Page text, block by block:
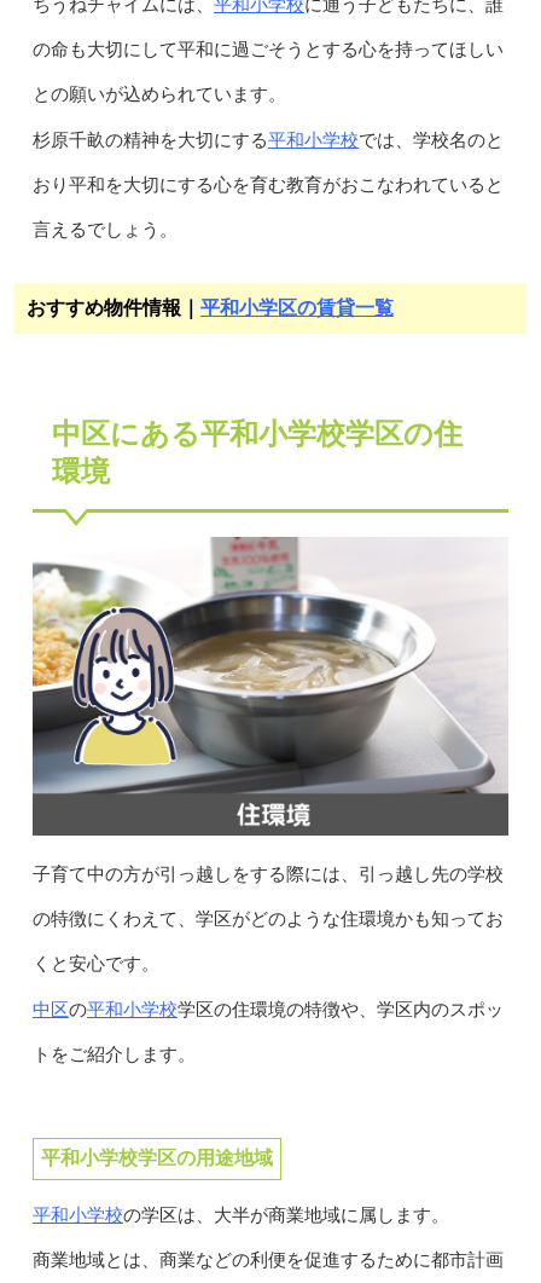
ちうねチャイムには、 に通う子どもたちに、誰
の命も大切にして平和に過ごそうとする心を持ってほしい
との願いが込められています。
杉原千畝の精神を大切にする平和小学校では、学校名のと
おり平和を大切にする心を育む教育がおこなわれていると
言えるでしょう。
おすすめ物件情報｜ 平和小学区の賃貸一覧
中区にある平和小学校学区の住
環境
子育て中の方が引っ越しをする際には、引っ越し先の学校
の特徴にくわえて、学区がどのような住環境かも知ってお
くと安心です。
中区の平和小学校学区の住環境の特徴や、学区内のスポッ
トをご紹介します。
平和小学校学区の用途地域
平和小学校の学区は、大半が商業地域に属します。
商業地域とは、商業などの利便を促進するために都市計画